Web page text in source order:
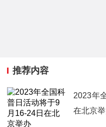
推荐内容
2023年
在北京